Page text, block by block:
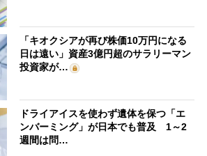
「キオクシアが再び株価10万円になる
日は遠い」資産3億円超のサラリーマン
投資家が…
ドライアイスを使わず遺体を保つ「エ
ンバーミング」が日本でも普及 1～2
週間は問…